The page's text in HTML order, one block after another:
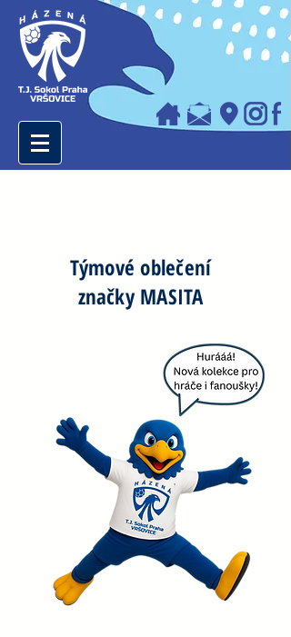
Týmové oblečení
značky MASITA